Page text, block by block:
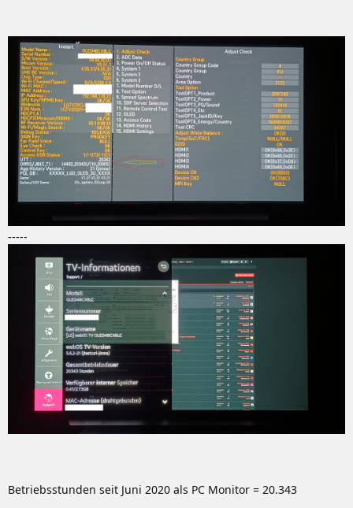
-----
Betriebsstunden seit Juni 2020 als PC Monitor = 20.343